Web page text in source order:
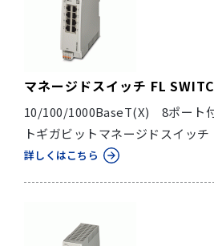
マネージドスイッチ FL
10/100/1000BaseT(X) 8ポート
トギガビットマネージドスイッチ
詳しくはこちら